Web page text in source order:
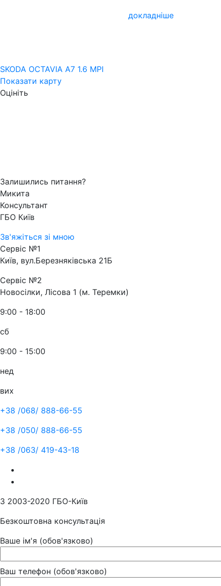
докладніше
SKODA OCTAVIA A7 1.6 MPI
Показати карту
Оцініть
Залишились питання?
Микита
Консультант
ГБО Київ
Зв'яжіться зі мною
Сервіс №1
Київ, вул.Березняківська 21Б
Сервіс №2
Новосілки, Лісова 1 (м. Теремки)
9:00 - 18:00
сб
9:00 - 15:00
нед
вих
+38 /068/ 888-66-55
+38 /050/ 888-66-55
+38 /063/ 419-43-18
З 2003-2020 ГБО-Київ
Безкоштовна консультація
Ваше ім'я (обов'язково)
Ваш телефон (обов'язково)